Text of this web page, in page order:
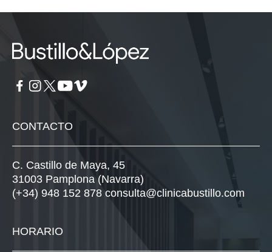
CONTACTO
C. Castillo de Maya, 45
31003 Pamplona (Navarra)
(+34) 948 152 878 consulta@clinicabustillo.com
HORARIO